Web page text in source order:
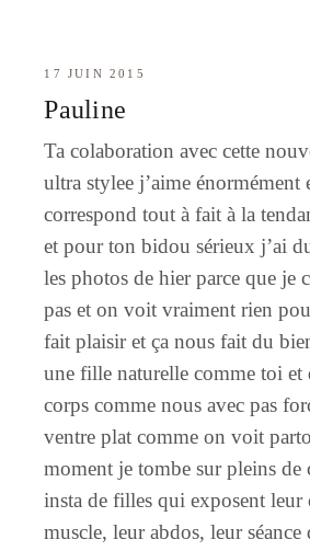
17 JUIN 2015
Pauline
Ta colaboration avec cette
ultra stylee j’aime énormément
correspond tout à fait à la
et pour ton bidou sérieux j’ai
les photos de hier parce que je
pas et on voit vraiment rien
fait plaisir et ça nous fait du
une fille naturelle comme toi et
corps comme nous avec pas
ventre plat comme on voit
moment je tombe sur pleins de
insta de filles qui exposent leur
muscle, leur abdos, leur séance